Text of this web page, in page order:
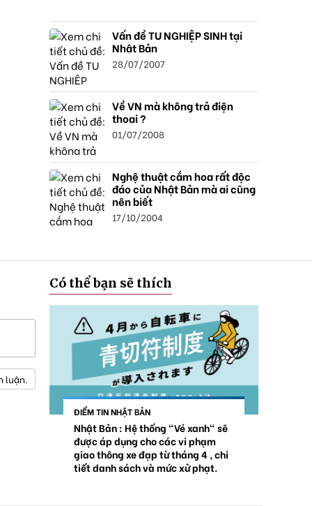
Vấn đề TU NGHIỆP SINH tại
Nhật Bản
28/07/2007
Về VN mà không trả điện
thoại ?
01/07/2008
Nghệ thuật cắm hoa rất độc
đáo của Nhật Bản mà ai cũng
nên biết
17/10/2004
luận.
Có thể bạn sẽ thích
ĐIỂM TIN NHẬT BẢN
Nhật Bản : Hệ thống "Vé xanh" sẽ
được áp dụng cho các vi phạm
giao thông xe đạp từ tháng 4 , chi
tiết danh sách và mức xử phạt.